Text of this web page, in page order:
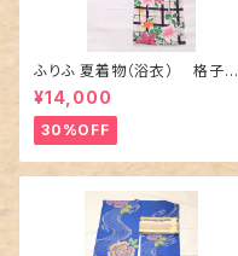
ふりふ 夏着物（浴衣） 格子に
百合や秋草花
¥14,000
30%OFF